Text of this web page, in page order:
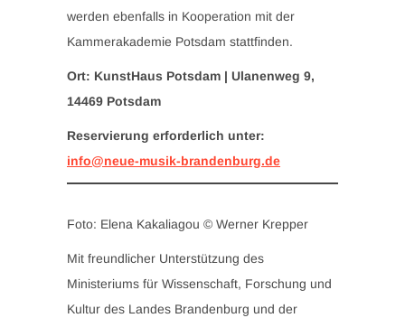
werden ebenfalls in Kooperation mit der
Kammerakademie Potsdam stattfinden.
Ort: KunstHaus Potsdam | Ulanenweg 9,
14469 Potsdam
Reservierung erforderlich unter:
info@neue-musik-brandenburg.de
Foto: Elena Kakaliagou © Werner Krepper
Mit freundlicher Unterstützung des
Ministeriums für Wissenschaft, Forschung und
Kultur des Landes Brandenburg und der